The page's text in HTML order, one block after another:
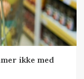
ikke med